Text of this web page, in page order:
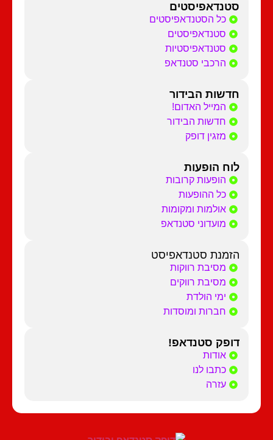
סטנדאפיסטים
כל הסטנדאפיסטים
סטנדאפיסטים
סטנדאפיסטיות
הרכבי סטנדאפ
חדשות הבידור
המייל האדום!
חדשות הבידור
מזגין דופק
לוח הופעות
הופעות קרובות
כל ההופעות
אולמות ומקומות
מועדוני סטנדאפ
הזמנת סטנדאפיסט
מסיבת רווקות
מסיבת רווקים
ימי הולדת
חברות ומוסדות
דופק סטנדאפ!
אודות
כתבו לנו
עזרה